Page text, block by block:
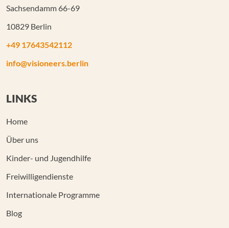
Sachsendamm 66-69
10829 Berlin
+49 17643542112
info@visioneers.berlin
LINKS
Home
Über uns
Kinder- und Jugendhilfe
Freiwilligendienste
Internationale Programme
Blog